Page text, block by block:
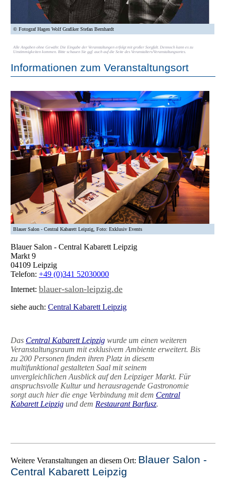
© Fotograf Hagen Wolf Grafiker Stefan Bernhardt
Alle Angaben ohne Gewähr. Die Eingabe der Veranstaltungen erfolgt mit großer Sorgfalt. Dennoch kann es zu
Unstimmigkeiten kommen. Bitte schauen Sie ggf. auch auf die Seite des Veranstalters/Veranstaltungsortes.
Informationen zum Veranstaltungsort
Blauer Salon - Central Kabarett Leipzig, Foto: Exklusiv Events
Blauer Salon - Central Kabarett Leipzig
Markt 9
04109 Leipzig
Telefon: +49 (0)341 52030000
Internet: blauer-salon-leipzig.de
siehe auch: Central Kabarett Leipzig
Das Central Kabarett Leipzigwurde um einen weiteren
Veranstaltungsraum mit exklusivem Ambiente erweitert. Bis
zu 200 Personen finden ihren Platz in diesem
multifunktional gestalteten Saal mit seinem
unvergleichlichen Ausblick auf den Leipziger Markt. Für
anspruchsvolle Kultur und herausragende Gastronomie
sorgt auch hier die enge Verbindung mit dem Central
Kabarett Leipzigund dem Restaurant Barfusz.
Weitere Veranstaltungen an diesem Ort: Blauer Salon -
Central Kabarett Leipzig